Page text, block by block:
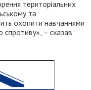
територіальних
та
охопити навчаннями
– сказав